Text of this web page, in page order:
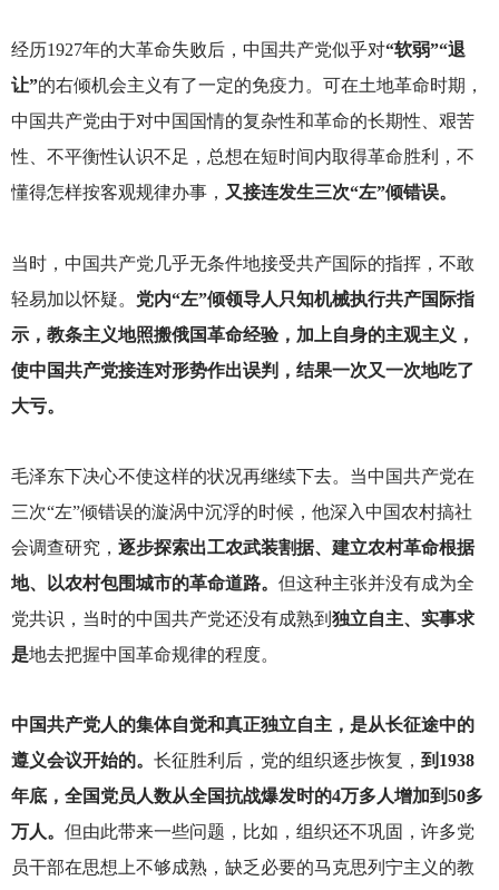
经历1927年的大革命失败后，中国共产党似乎对“软弱”“退
让”的右倾机会主义有了一定的免疫力。可在土地革命时期，
中国共产党由于对中国国情的复杂性和革命的长期性、艰苦
性、不平衡性认识不足，总想在短时间内取得革命胜利，不
懂得怎样按客观规律办事， 又接连发生三次“左”倾错误。
当时，中国共产党几乎无条件地接受共产国际的指挥，不敢
轻易加以怀疑。 党内“左”倾领导人只知机械执行共产国际指
示，教条主义地照搬俄国革命经验，加上自身的主观主义，
使中国共产党接连对形势作出误判，结果一次又一次地吃了
大亏。
毛泽东下决心不使这样的状况再继续下去。当中国共产党在
三次“左”倾错误的漩涡中沉浮的时候，他深入中国农村搞社
会调查研究， 逐步探索出工农武装割据、建立农村革命根据
地、以农村包围城市的革命道路。 但这种主张并没有成为全
党共识，当时的中国共产党还没有成熟到 独立自主、实事求
是地去把握中国革命规律的程度。
中国共产党人的集体自觉和真正独立自主，是从长征途中的
遵义会议开始的。 长征胜利后，党的组织逐步恢复， 到1938
年底，全国党员人数从全国抗战爆发时的4万多人增加到50多
万人。 但由此带来一些问题，比如，组织还不巩固，许多党
员干部在思想上不够成熟，缺乏必要的马克思列宁主义的教